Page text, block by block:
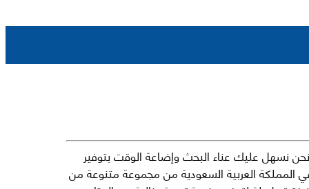
نسهل عليك عناء البحث وإضاعة الوقت بتوفير
المملكة العربية السعودية من مجموعة متنوعة من